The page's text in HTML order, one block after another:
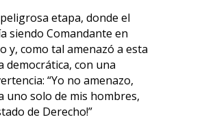
etapa, donde el
siendo Comandante en
y, como tal amenazó a esta
democrática, con una
“Yo no amenazo,
uno solo de mis hombres,
de Derecho!”